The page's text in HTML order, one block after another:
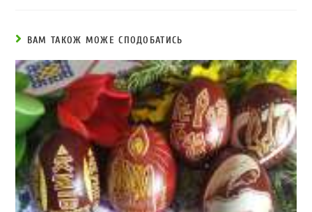
ВАМ ТАКОЖ МОЖЕ СПОДОБАТИСЬ